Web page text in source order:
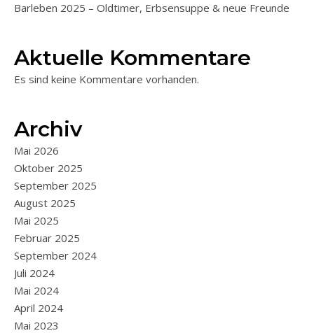
Barleben 2025 – Oldtimer, Erbsensuppe & neue Freunde
Aktuelle Kommentare
Es sind keine Kommentare vorhanden.
Archiv
Mai 2026
Oktober 2025
September 2025
August 2025
Mai 2025
Februar 2025
September 2024
Juli 2024
Mai 2024
April 2024
Mai 2023